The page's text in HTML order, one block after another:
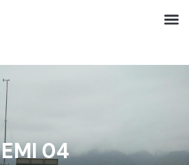
EMI 04